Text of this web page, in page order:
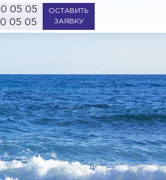
05 05
05 05
ОСТАВИТЬ
ЗАЯВКУ